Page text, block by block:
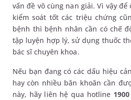
vấn đề vô cùng nan giải. Vì vậy
kiểm soát tốt các triệu chứng
bệnh thì bệnh nhân cần có chế
tập luyện hợp lý, sử dụng thuốc
bác sĩ chuyên khoa.
Nếu bạn đang có các dấu hiệu
hay còn nhiều băn khoăn cần
này, hãy liên hệ qua hotline